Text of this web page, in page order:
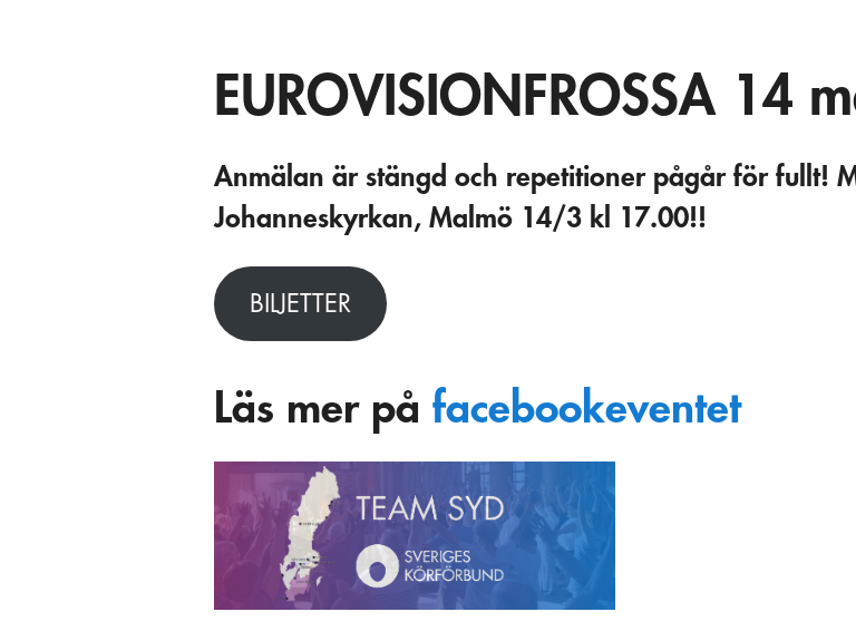
EUROVISIONFROSSA 14
Anmälan är stängd och repetitioner pågår för fullt!
Johanneskyrkan, Malmö 14/3 kl 17.00!!
BILJETTER
Läs mer på facebookeventet